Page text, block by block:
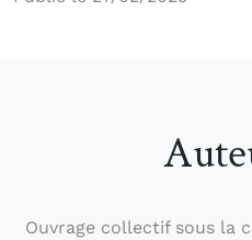
Ouvrage collectif sous la